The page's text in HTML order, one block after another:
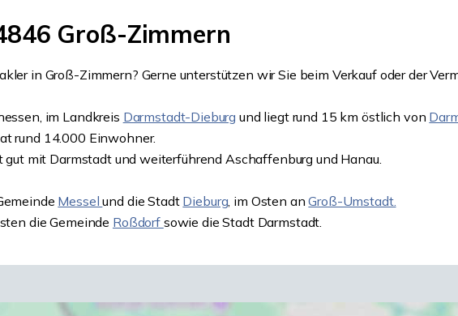
Groß-Zimmern
in Groß-Zimmern? Gerne unterstützen wir Sie beim Verkauf oder der
im Landkreis Darmstadt-Dieburg und liegt rund 15 km östlich von
rund 14.000 Einwohner.
mit Darmstadt und weiterführend Aschaffenburg und Hanau.
Messelund die Stadt Dieburg, im Osten anGroß-Umstadt.
die Gemeinde Roßdorf sowie die Stadt Darmstadt.